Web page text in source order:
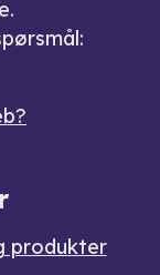
produkter